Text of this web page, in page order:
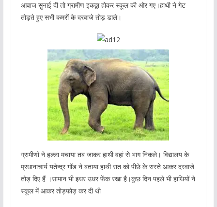
आवाज सुनाई दी तो ग्रामीण इकठ्ठा होकर स्कूल की ओर गए।हाथी ने गेट
तोड़ते हुए सभी कमरों के दरवाजे तोड़ डाले।
ग्रामीणों ने हल्ला मचाया तब जाकर हाथी वहां से भाग निकले। विद्यालय के
प्रधानाचार्य यतेन्द्र गॉड ने बताया हाथी रात को पीछे के रास्ते आकर दरवाजे
तोड़ दिए हैं ।सामान भी इधर उधर फेंक रखा है।कुछ दिन पहले भी हाथियों ने
स्कूल में आकर तोड़फोड़ कर दी थी